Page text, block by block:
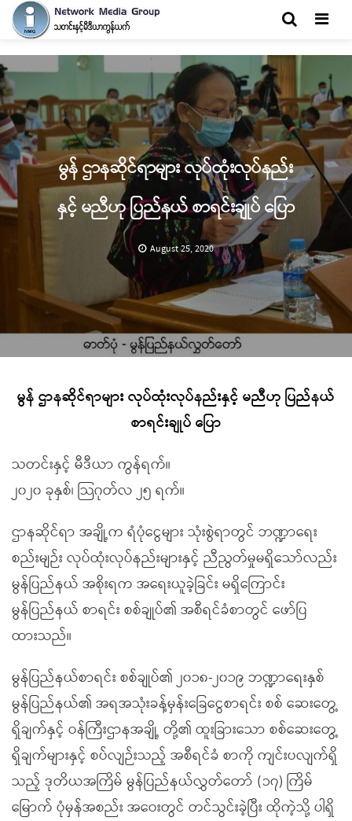
မွန် ဌာနဆိုင်ရာများ လုပ်ထုံးလုပ်နည်း
နှင့် မညီဟု ပြည်နယ် စာရင်းချုပ် ပြော
August 25, 2020
မွန် ဌာနဆိုင်ရာများ လုပ်ထုံးလုပ်နည်းနှင့် မညီဟု ပြည်နယ်
စာရင်းချုပ် ပြော
သတင်းနှင့် မီဒီယာ ကွန်ရက်။
၂၀၂၀ ခုနှစ်၊ သြဂုတ်လ ၂၅ ရက်။
ဌာနဆိုင်ရာ အချို့က ရံပုံငွေများ သုံးစွဲရာတွင် ဘဏ္ဍာရေး
စည်းမျဉ်း လုပ်ထုံးလုပ်နည်းများနှင့် ညီညွတ်မှုမရှိသော်လည်း
မွန်ပြည်နယ် အစိုးရက အရေးယူခဲ့ခြင်း မရှိကြောင်း
မွန်ပြည်နယ် စာရင်း စစ်ချုပ်၏ အစီရင်ခံစာတွင် ဖော်ပြ
ထားသည်။
မွန်ပြည်နယ်စာရင်း စစ်ချုပ်၏ ၂၀၁၈-၂၀၁၉ ဘဏ္ဍာရေးနှစ်
မွန်ပြည်နယ်၏ အရအသုံးခန့်မှန်းခြေငွေစာရင်း စစ် ဆေးတွေ့
ရှိချက်နှင့် ဝန်ကြီးဌာနအချို့ တို့၏ ထူးခြားသော စစ်ဆေးတွေ့
ရှိချက်များနှင့် စပ်လျဉ်းသည့် အစီရင်ခံ စာကို ကျင်းပလျက်ရှိ
သည့် ဒုတိယအကြိမ် မွန်ပြည်နယ်လွှတ်တော် (၁၇) ကြိမ်
မြောက် ပုံမှန်အစည်း အဝေးတွင် တင်သွင်းခဲ့ပြီး ထိုကဲ့သို့ ပါရှိ